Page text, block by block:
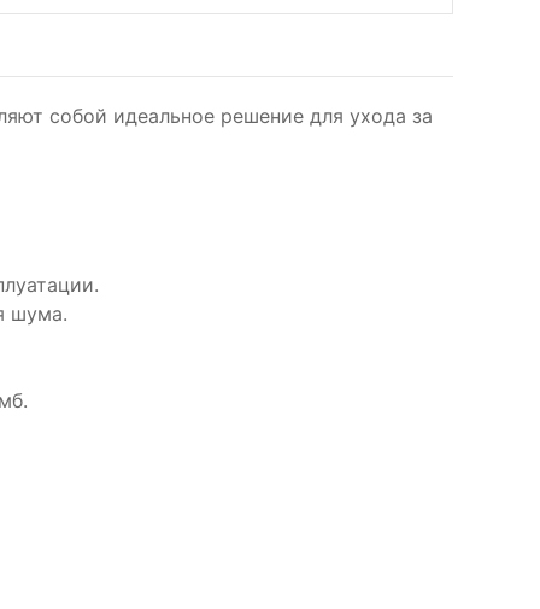
собой идеальное решение для ухода за
шума.